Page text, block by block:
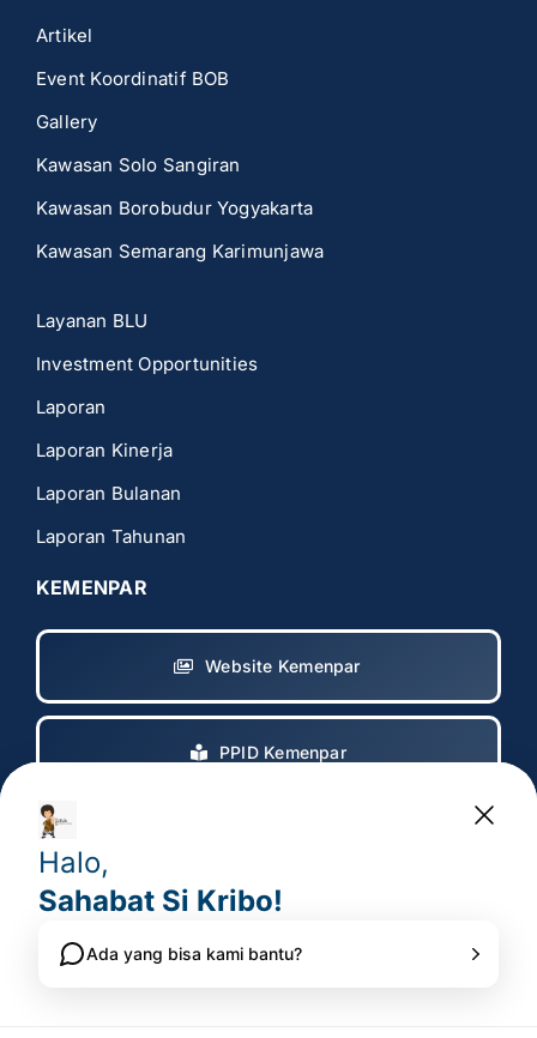
Artikel
Event Koordinatif BOB
Gallery
Kawasan Solo Sangiran
Kawasan Borobudur Yogyakarta
Kawasan Semarang Karimunjawa
Layanan BLU
Investment Opportunities
Laporan
Laporan Kinerja
Laporan Bulanan
Laporan Tahunan
KEMENPAR
Website Kemenpar
PPID Kemenpar
Copyright 2017 – 2025 © All rights reserved. • Badan
Pelaksana Otorita Borobudur